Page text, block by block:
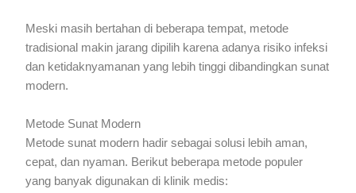
Meski masih bertahan di beberapa tempat, metode
tradisional makin jarang dipilih karena adanya risiko infeksi
dan ketidaknyamanan yang lebih tinggi dibandingkan sunat
modern.
Metode Sunat Modern
Metode sunat modern hadir sebagai solusi lebih aman,
cepat, dan nyaman. Berikut beberapa metode populer
yang banyak digunakan di klinik medis: